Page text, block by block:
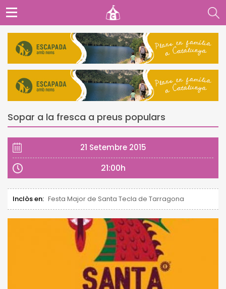
Sopar a la fresca a preus populars
21 Setembre 2015
21:00h
Inclòs en: Festa Major de Santa Tecla de Tarragona